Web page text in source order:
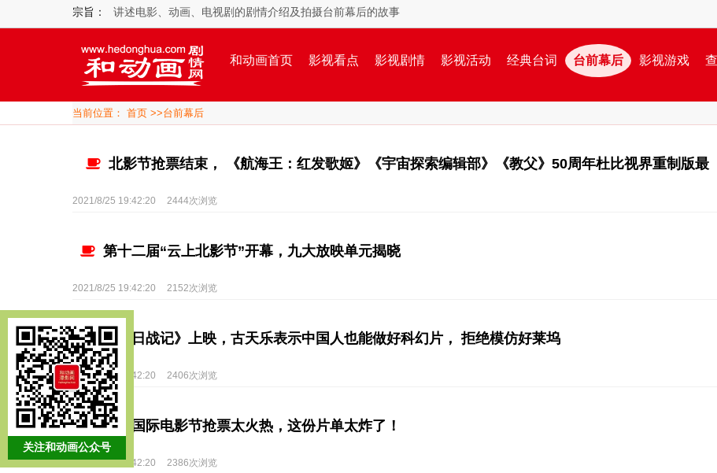
宗旨： 讲述电影、动画、电视剧的剧情介绍及拍摄台前幕后的故事
和动画首页 影视看点 影视剧情 影视活动 经典台词 台前幕后 影视游戏
当前位置： 首页 >>台前幕后
北影节抢票结束， 《航海王：红发歌姬》《宇宙探索编辑部》《教父》50周年杜比视界重制版最
2021/8/25 19:42:20 2444次浏览
第十二届“云上北影节”开幕，九大放映单元揭晓
2021/8/25 19:42:20 2152次浏览
《明日战记》上映，古天乐表示中国人也能做好科幻片， 拒绝模仿好莱坞
2021/8/25 19:42:20 2406次浏览
北京国际电影节抢票太火热，这份片单太炸了！
2021/8/25 19:42:20 2386次浏览
关注和动画公众号